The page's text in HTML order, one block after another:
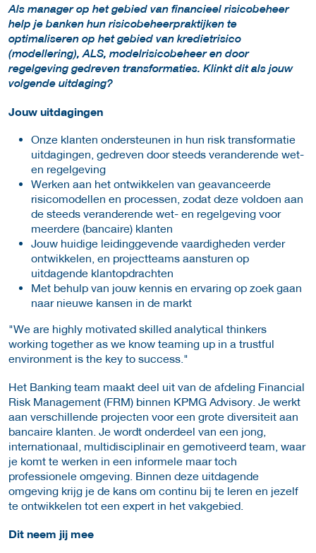
Als manager op het gebied van financieel risicobeheer
help je banken hun risicobeheerpraktijken te
optimaliseren op het gebied van kredietrisico
(modellering), ALS, modelrisicobeheer en door
regelgeving gedreven transformaties. Klinkt dit als jouw
volgende uitdaging?
Jouw uitdagingen
Onze klanten ondersteunen in hun risk transformatie
uitdagingen, gedreven door steeds veranderende wet-
en regelgeving
Werken aan het ontwikkelen van geavanceerde
risicomodellen en processen, zodat deze voldoen aan
de steeds veranderende wet- en regelgeving voor
meerdere (bancaire) klanten
Jouw huidige leidinggevende vaardigheden verder
ontwikkelen, en projectteams aansturen op
uitdagende klantopdrachten
Met behulp van jouw kennis en ervaring op zoek gaan
naar nieuwe kansen in de markt
"We are highly motivated skilled analytical thinkers
working together as we know teaming up in a trustful
environment is the key to success."
Het Banking team maakt deel uit van de afdeling Financial
Risk Management (FRM) binnen KPMG Advisory. Je werkt
aan verschillende projecten voor een grote diversiteit aan
bancaire klanten. Je wordt onderdeel van een jong,
internationaal, multidisciplinair en gemotiveerd team, waar
je komt te werken in een informele maar toch
professionele omgeving. Binnen deze uitdagende
omgeving krijg je de kans om continu bij te leren en jezelf
te ontwikkelen tot een expert in het vakgebied.
Dit neem jij mee